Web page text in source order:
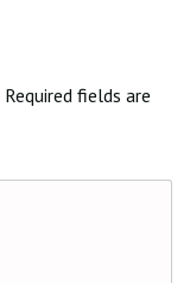
Required fields are